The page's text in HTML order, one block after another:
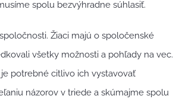
spolu bezvýhradne súhlasiť.
Žiaci majú o spoločenské
všetky možnosti a pohľady na vec.
potrebné citlivo ich vystavovať
názorov v triede a skúmajme spolu